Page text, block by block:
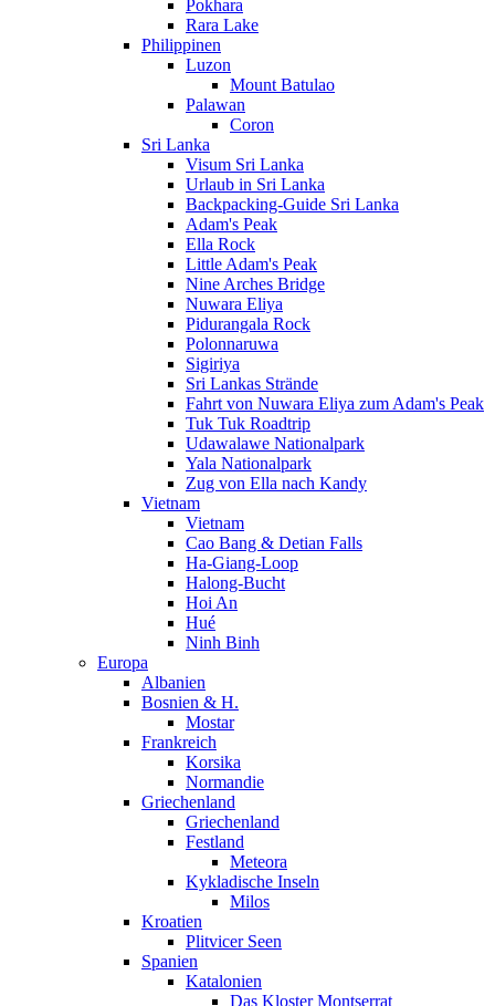
Pokhara
Rara Lake
Philippinen
Luzon
Mount Batulao
Palawan
Coron
Sri Lanka
Visum Sri Lanka
Urlaub in Sri Lanka
Backpacking-Guide Sri Lanka
Adam's Peak
Ella Rock
Little Adam's Peak
Nine Arches Bridge
Nuwara Eliya
Pidurangala Rock
Polonnaruwa
Sigiriya
Sri Lankas Strände
Fahrt von Nuwara Eliya zum Adam's Peak
Tuk Tuk Roadtrip
Udawalawe Nationalpark
Yala Nationalpark
Zug von Ella nach Kandy
Vietnam
Vietnam
Cao Bang & Detian Falls
Ha-Giang-Loop
Halong-Bucht
Hoi An
Hué
Ninh Binh
Europa
Albanien
Bosnien & H.
Mostar
Frankreich
Korsika
Normandie
Griechenland
Griechenland
Festland
Meteora
Kykladische Inseln
Milos
Kroatien
Plitvicer Seen
Spanien
Katalonien
Das Kloster Montserrat